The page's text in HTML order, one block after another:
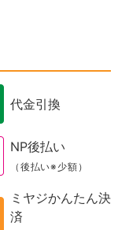
代金引換
NP後払い
（後払い※少額）
ミヤジかんたん決
済